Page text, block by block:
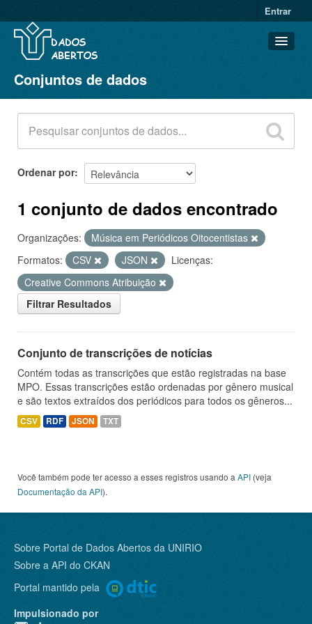
Entrar
Conjuntos de dados
Organizações
Grupos
Sobre
Conjuntos de dados
Ordenar por
1 conjunto de dados encontrado
Organizações:
Música em Periódicos Oitocentistas
Formatos:
CSV JSON
Licenças:
Creative Commons Atribuição
Filtrar Resultados
Conjunto de transcrições de notícias
Contém todas as transcrições que estão registradas na base
MPO. Essas transcrições estão ordenadas por gênero musical
e são textos extraídos dos periódicos para todos os gêneros...
CSV RDF JSON TXT
Você também pode ter acesso a esses registros usando a API (veja
Documentação da API).
Sobre Portal de Dados Abertos da UNIRIO
Sobre a API do CKAN
Portal mantido pela
Impulsionado por